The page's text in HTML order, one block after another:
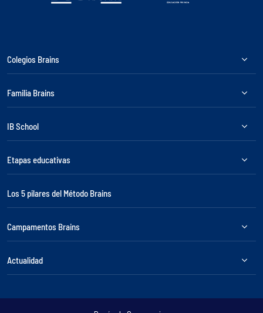
Colegios Brains
Familia Brains
IB School
Etapas educativas
Los 5 pilares del Método Brains
Campamentos Brains
Actualidad